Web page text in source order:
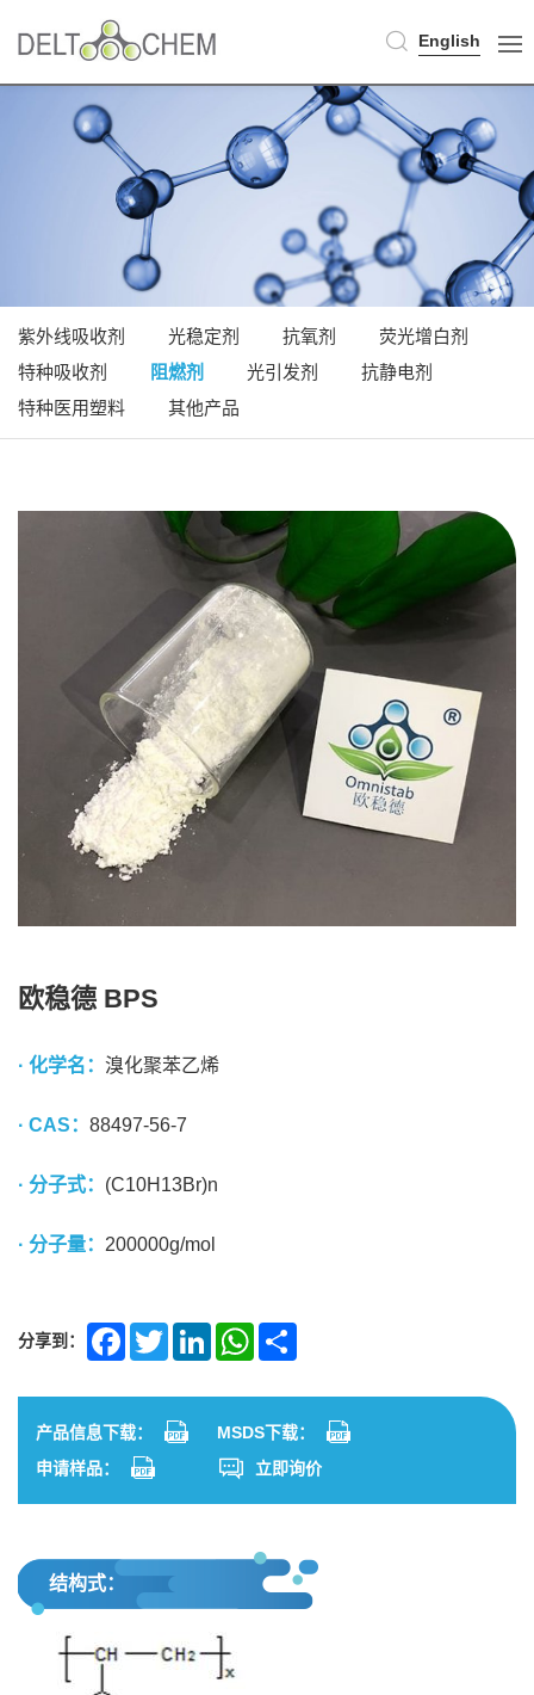
English
紫外线吸收剂 光稳定剂 抗氧剂
荧光增白剂
特种吸收剂
阻燃剂 光引发剂
抗静电剂
特种医用塑料
其他产品
欧稳德 BPS
· 化学名： 溴化聚苯乙烯
· CAS： 88497-56-7
· 分子式： (C10H13Br)n
· 分子量： 200000g/mol
分享到： Facebook
TwitterLinkedInWhatsApp
产品信息下载：
MSDS下载：
申请样品：
立即询价
结构式：